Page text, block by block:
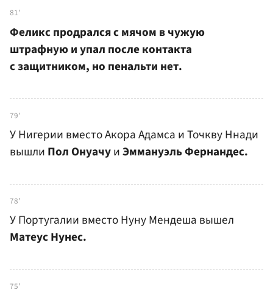
81'
Феликс продрался с мячом в чужую
штрафную и упал после контакта
с защитником, но пенальти нет.
79'
У Нигерии вместо Акора Адамса и Точкву Ннади
вышли Пол ОнуачуиЭммануэль Фернандес.
78'
У Португалии вместо Нуну Мендеша вышел
Матеус Нунес.
75'